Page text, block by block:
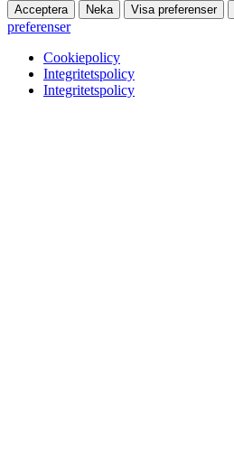
Acceptera Neka Visa preferenser
preferenser
Cookiepolicy
Integritetspolicy
Integritetspolicy